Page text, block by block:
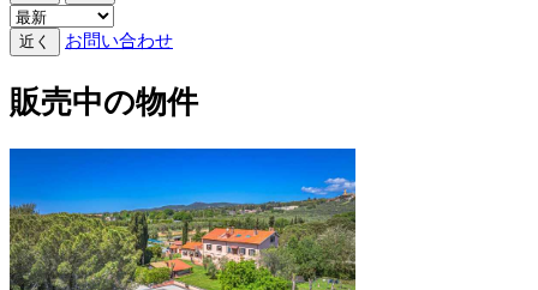
近く お問い合わせ
販売中の物件